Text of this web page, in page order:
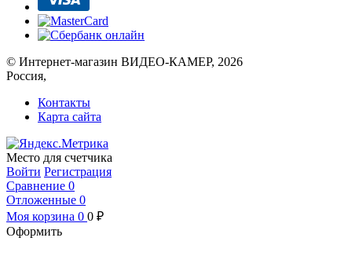
© Интернет-магазин ВИДЕО-КАМЕР, 2026
Россия,
Контакты
Карта сайта
Место для счетчика
Войти Регистрация
Сравнение 0
Отложенные 0
Моя корзина 0 0 ₽
Оформить